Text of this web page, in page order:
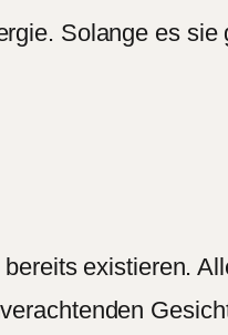
Solange es
existieren.